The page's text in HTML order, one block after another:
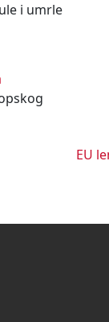
i umrle